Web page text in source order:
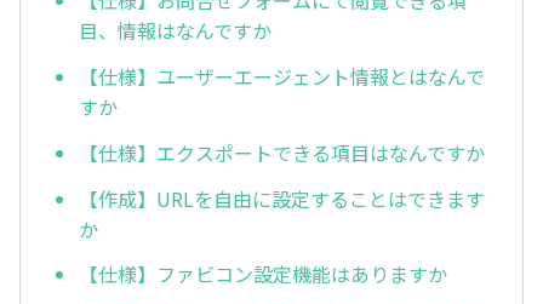
目、情報はなんですか
【仕様】ユーザーエージェント情報とはなんで
すか
【仕様】エクスポートできる項目はなんですか
【作成】URLを自由に設定することはできます
か
【仕様】ファビコン設定機能はありますか